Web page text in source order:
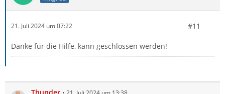
21. Juli 2024 um 07:22 #11
Danke für die Hilfe, kann geschlossen werden!
Thunder